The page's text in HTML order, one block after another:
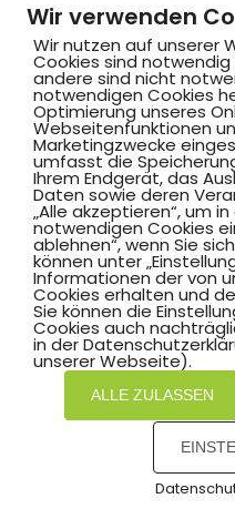
zum
I
Wir verwenden
Wir nutzen auf unserer
Cookies sind notwendig
andere sind nicht
notwendigen Cookies
Optimierung unseres
Webseitenfunktionen
Marketingzwecke
umfasst die
Ihrem Endgerät, das
Daten sowie deren
„Alle akzeptieren“, um
notwendigen Cookies
ablehnen“, wenn Sie
können unter
Informationen der von
Cookies erhalten und
Sie können die
Cookies auch
in der
unserer Webseite).
ALLE ZULASSEN